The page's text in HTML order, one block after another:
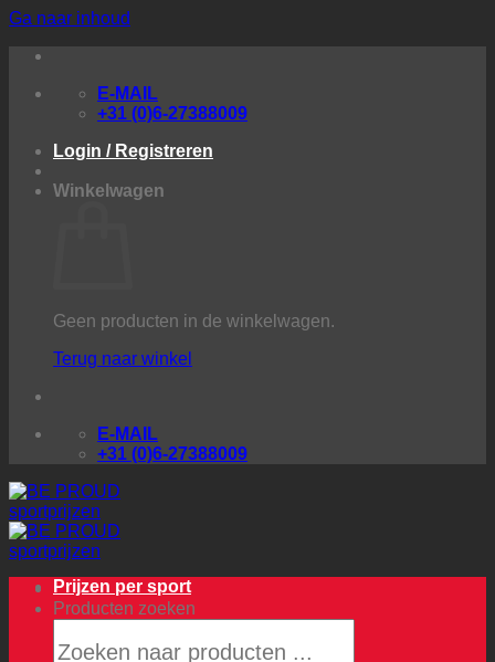
Ga naar inhoud
E-MAIL
+31 (0)6-27388009
Login / Registreren
Winkelwagen
Geen producten in de winkelwagen.
Terug naar winkel
E-MAIL
+31 (0)6-27388009
Producten zoeken
Prijzen per sport